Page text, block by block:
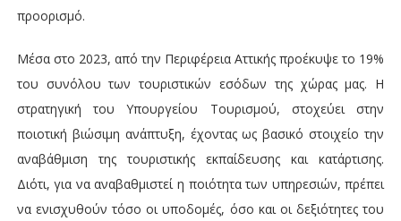
προορισμό.
Μέσα στο 2023, από την Περιφέρεια Αττικής προέκυψε το 19%
του συνόλου των τουριστικών εσόδων της χώρας μας. Η
στρατηγική του Υπουργείου Τουρισμού, στοχεύει στην
ποιοτική βιώσιμη ανάπτυξη, έχοντας ως βασικό στοιχείο την
αναβάθμιση της τουριστικής εκπαίδευσης και κατάρτισης.
Διότι, για να αναβαθμιστεί η ποιότητα των υπηρεσιών, πρέπει
να ενισχυθούν τόσο οι υποδομές, όσο και οι δεξιότητες του